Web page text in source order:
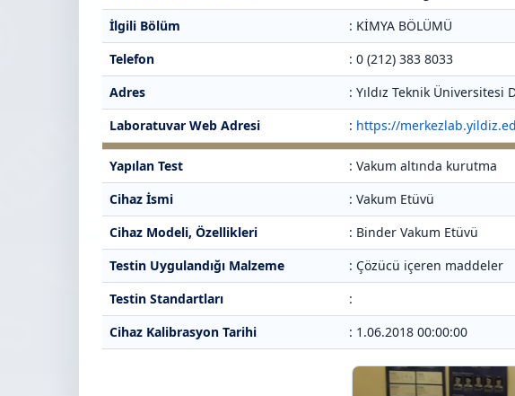
İlgili Bölüm
: KİMYA BÖLÜMÜ
Telefon
: 0 (212) 383 8033
Adres
: Yıldız Teknik
Laboratuvar Web Adresi
: https://
Yapılan Test
: Vakum altında kurutma
Cihaz İsmi
: Vakum Etüvü
Cihaz Modeli, Özellikleri
: Binder Vakum Etüvü
Testin Uygulandığı Malzeme
: Çözücü içeren maddeler
Testin Standartları
:
Cihaz Kalibrasyon Tarihi
: 1.06.2018 00:00:00